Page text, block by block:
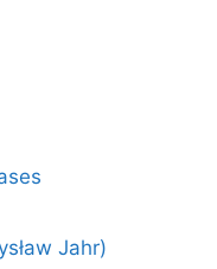
Jahr)